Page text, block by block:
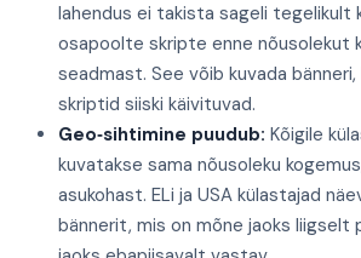
lahendus ei takista sageli tegelikult
osapoolte skripte enne nõusolekut
seadmast. See võib kuvada
skriptid siiski käivituvad.
Geo‑sihtimine puudub: Kõigile
kuvatakse sama nõusoleku
asukohast. ELi ja USA külastajad
bännerit, mis on mõne jaoks liigselt